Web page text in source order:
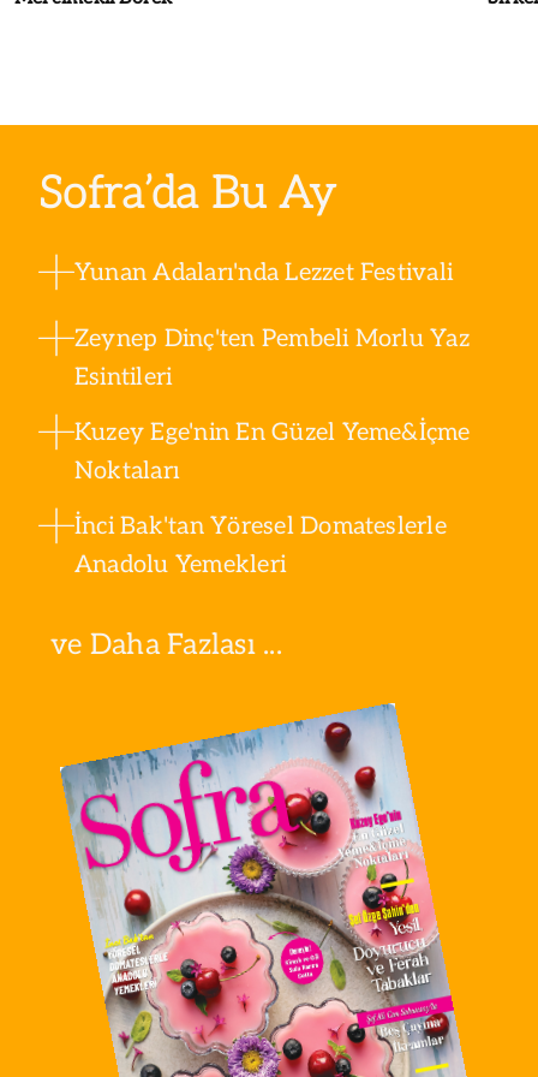
Sofra’da Bu Ay
Yunan Adaları'nda Lezzet Festivali
Zeynep Dinç'ten Pembeli Morlu Yaz
Esintileri
Kuzey Ege'nin En Güzel Yeme&İçme
Noktaları
İnci Bak'tan Yöresel Domateslerle
Anadolu Yemekleri
ve Daha Fazlası ...